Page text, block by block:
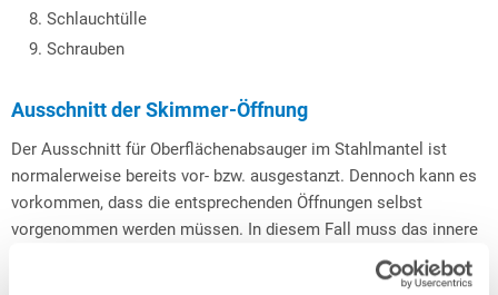
Schlauchtülle
Schrauben
Ausschnitt der Skimmer-Öffnung
Der Ausschnitt für Oberflächenabsauger im Stahlmantel ist
normalerweise bereits vor- bzw. ausgestanzt. Dennoch kann es
vorkommen, dass die entsprechenden Öffnungen selbst
vorgenommen werden müssen. In diesem Fall muss das innere
Metallstück mit einem geeigneten Werkzeug vorsichtig